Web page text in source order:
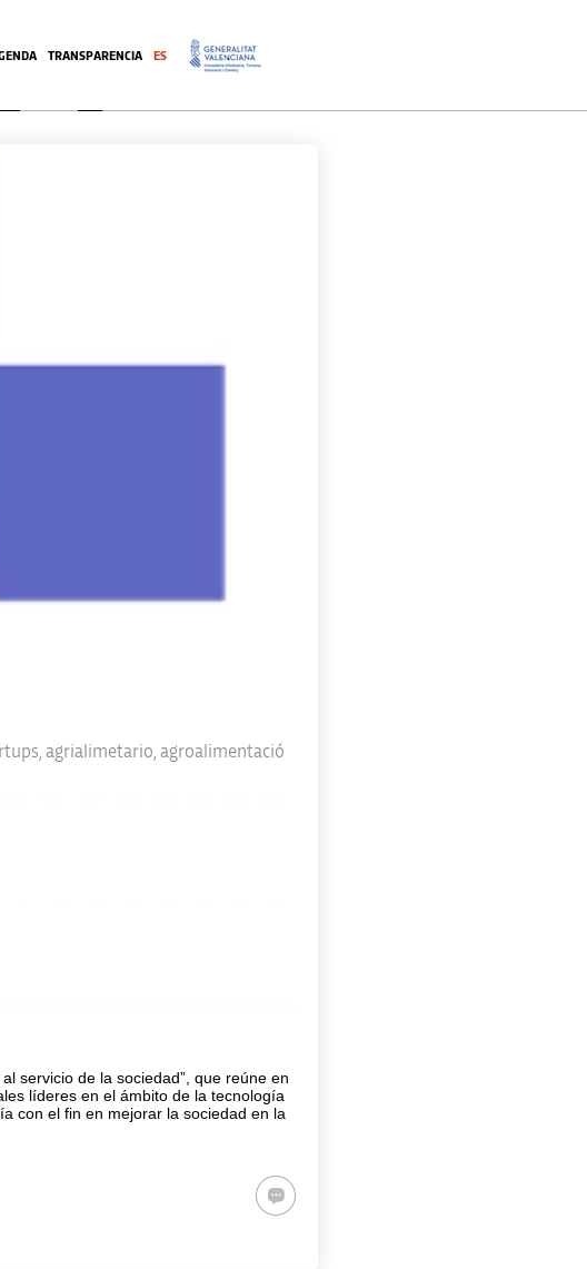
TRANSPARENCIA .
ES
agrialimetario agroalimentació
servicio de la sociedad”, que reúne en
líderes en el ámbito de la tecnología
con el fin en mejorar la sociedad en la